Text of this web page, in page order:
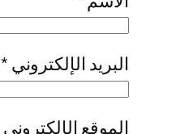
البريد الإلكتروني *
الموقع الإلكتروني